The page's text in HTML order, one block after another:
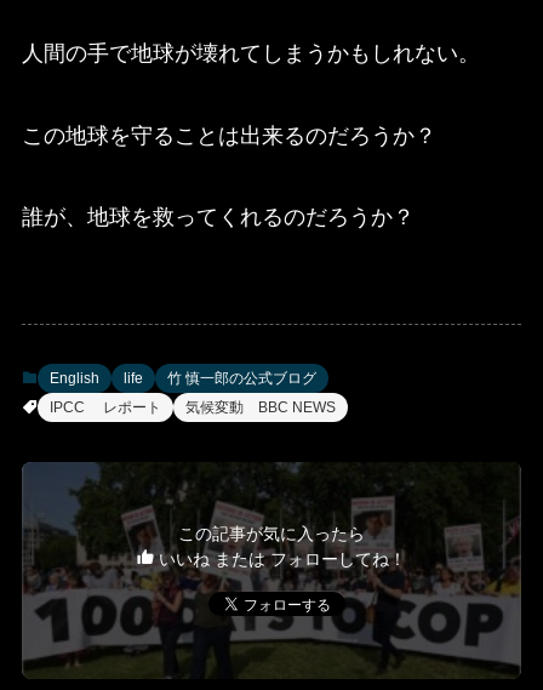
人間の手で地球が壊れてしまうかもしれない。
この地球を守ることは出来るのだろうか？
誰が、地球を救ってくれるのだろうか？
English life
竹 慎一郎の公式ブログ
IPCC レポート
気候変動 BBC NEWS
この記事が気に入ったら
いいね または フォローしてね！